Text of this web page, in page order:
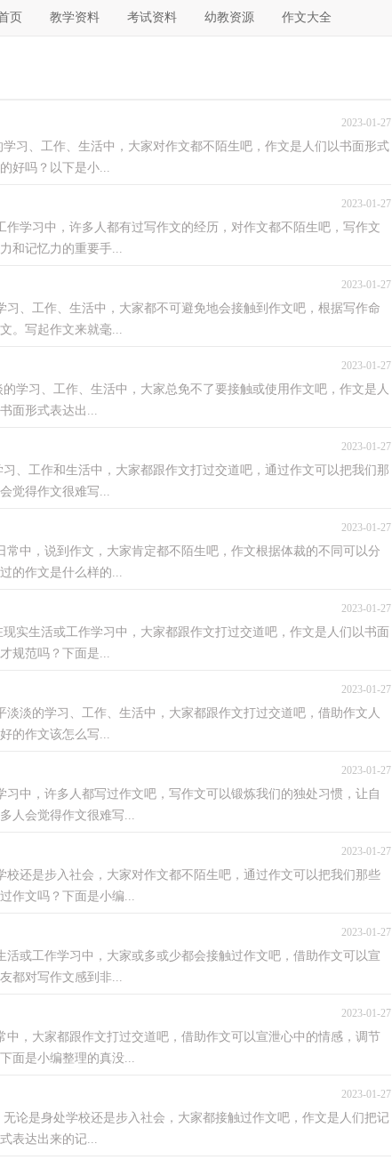
页 教学资料 考试资料 幼教资源 作文大全
2023-01-27
工作、生活中，大家对作文都不陌生吧，作文是人们以书面形式
好吗？以下是小...
2023-01-27
中，许多人都有过写作文的经历，对作文都不陌生吧，写作文
和记忆力的重要手...
2023-01-27
作、生活中，大家都不可避免地会接触到作文吧，根据写作命
。写起作文来就毫...
2023-01-27
、工作、生活中，大家总免不了要接触或使用作文吧，作文是人
面形式表达出...
2023-01-27
作和生活中，大家都跟作文打过交道吧，通过作文可以把我们那
觉得作文很难写...
2023-01-27
说到作文，大家肯定都不陌生吧，作文根据体裁的不同可以分
的作文是什么样的...
2023-01-27
活或工作学习中，大家都跟作文打过交道吧，作文是人们以书面
规范吗？下面是...
2023-01-27
学习、工作、生活中，大家都跟作文打过交道吧，借助作文人
的作文该怎么写...
2023-01-27
许多人都写过作文吧，写作文可以锻炼我们的独处习惯，让自
人会觉得作文很难写...
2023-01-27
步入社会，大家对作文都不陌生吧，通过作文可以把我们那些
作文吗？下面是小编...
2023-01-27
作学习中，大家或多或少都会接触过作文吧，借助作文可以宣
都对写作文感到非...
2023-01-27
家都跟作文打过交道吧，借助作文可以宣泄心中的情感，调节
面是小编整理的真没...
2023-01-27
身处学校还是步入社会，大家都接触过作文吧，作文是人们把记
表达出来的记...